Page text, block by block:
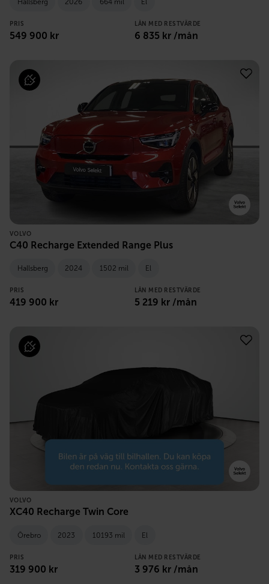
PRIS
549 900 kr
LÅN MED RESTVÄRDE
6 835 kr /mån
VOLVO
C40 Recharge Extended Range Plus
Hallsberg 2024 1502 mil El
PRIS
419 900 kr
LÅN MED RESTVÄRDE
5 219 kr /mån
VOLVO
XC40 Recharge Twin Core
Örebro 2023 10193 mil El
PRIS
319 900 kr
LÅN MED RESTVÄRDE
3 976 kr /mån